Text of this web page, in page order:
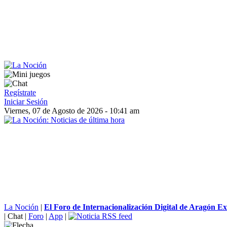
Regístrate
Iniciar Sesión
Viernes, 07 de Agosto de 2026 - 10:41 am
La Noción | El Foro de Internacionalización Digital de Aragón
| Chat | Foro | App |